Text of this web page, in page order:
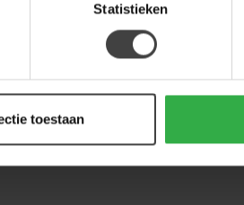
Statistieken
toestaan